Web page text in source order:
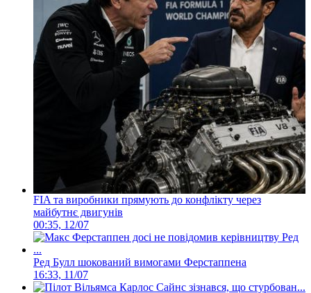
FIA та виробники прямують до конфлікту через
майбутнє двигунів
00:35, 12/07
Ред Булл шокований вимогами Ферстаппена
16:33, 11/07